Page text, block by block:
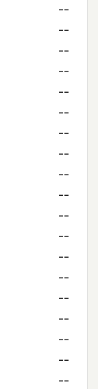
--
--
--
--
--
--
--
--
--
--
--
--
--
--
--
--
--
--
--